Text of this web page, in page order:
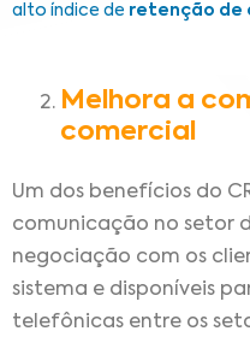
alto índice de retenção de
Melhora a
comercial
Um dos benefícios do
comunicação no setor
negociação com os
sistema e disponíveis
telefônicas entre os